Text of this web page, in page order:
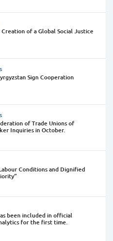
of a Global Social Justice
Sign Cooperation
of Trade Unions of
Inquiries in October.
Conditions and Dignified
been included in official
for the first time.